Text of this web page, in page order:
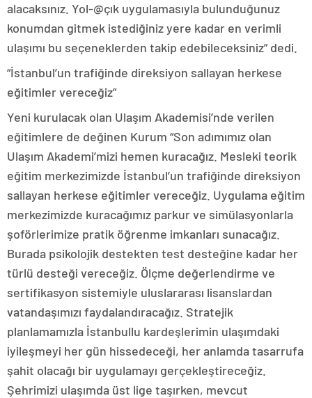
alacaksınız. Yol-@çık uygulamasıyla bulunduğunuz
konumdan gitmek istediğiniz yere kadar en verimli
ulaşımı bu seçeneklerden takip edebileceksiniz” dedi.
“İstanbul’un trafiğinde direksiyon sallayan herkese
eğitimler vereceğiz”
Yeni kurulacak olan Ulaşım Akademisi’nde verilen
eğitimlere de değinen Kurum “Son adımımız olan
Ulaşım Akademi’mizi hemen kuracağız. Mesleki teorik
eğitim merkezimizde İstanbul’un trafiğinde direksiyon
sallayan herkese eğitimler vereceğiz. Uygulama eğitim
merkezimizde kuracağımız parkur ve simülasyonlarla
şoförlerimize pratik öğrenme imkanları sunacağız.
Burada psikolojik destekten test desteğine kadar her
türlü desteği vereceğiz. Ölçme değerlendirme ve
sertifikasyon sistemiyle uluslararası lisanslardan
vatandaşımızı faydalandıracağız. Stratejik
planlamamızla İstanbullu kardeşlerimin ulaşımdaki
iyileşmeyi her gün hissedeceği, her anlamda tasarrufa
şahit olacağı bir uygulamayı gerçekleştireceğiz.
Şehrimizi ulaşımda üst lige taşırken, mevcut